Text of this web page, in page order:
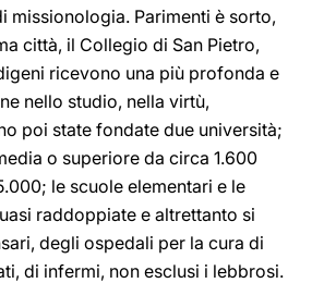
missionologia. Parimenti è sorto,
città, il Collegio di San Pietro,
ricevono una più profonda e
nello studio, nella virtù,
poi state fondate due università;
o superiore da circa 1.600
le scuole elementari e le
raddoppiate e altrettanto si
degli ospedali per la cura di
di infermi, non esclusi i lebbrosi.